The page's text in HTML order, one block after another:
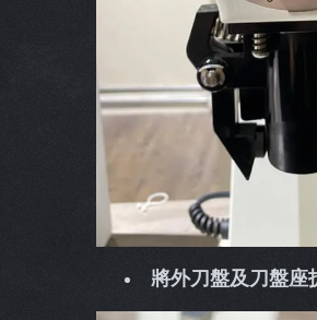
將外刀盤及刀盤座